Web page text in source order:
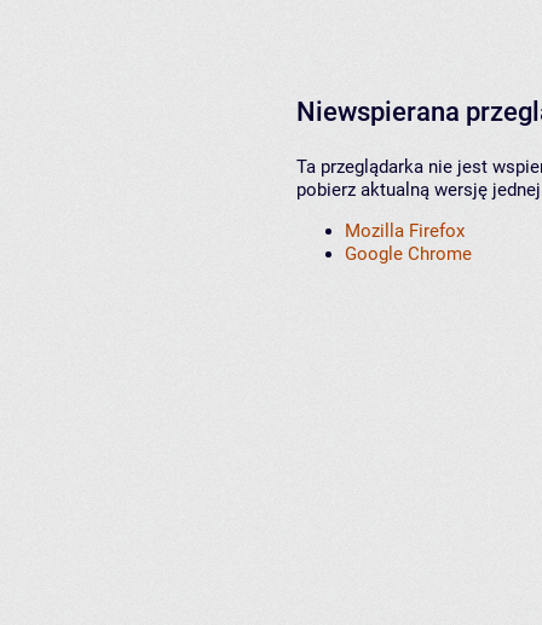
Niewspierana
Ta przeglądarka nie jest
pobierz aktualną wersję
Mozilla Firefox
Google Chrome